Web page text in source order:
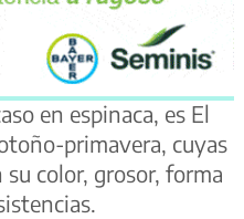
en espinaca, es El
primavera, cuyas
color, grosor, forma